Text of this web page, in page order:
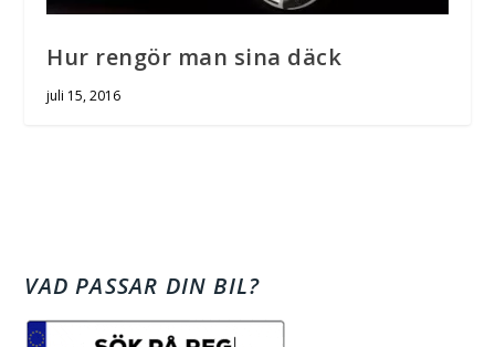
Hur rengör man sina däck
juli 15, 2016
VAD PASSAR DIN BIL?